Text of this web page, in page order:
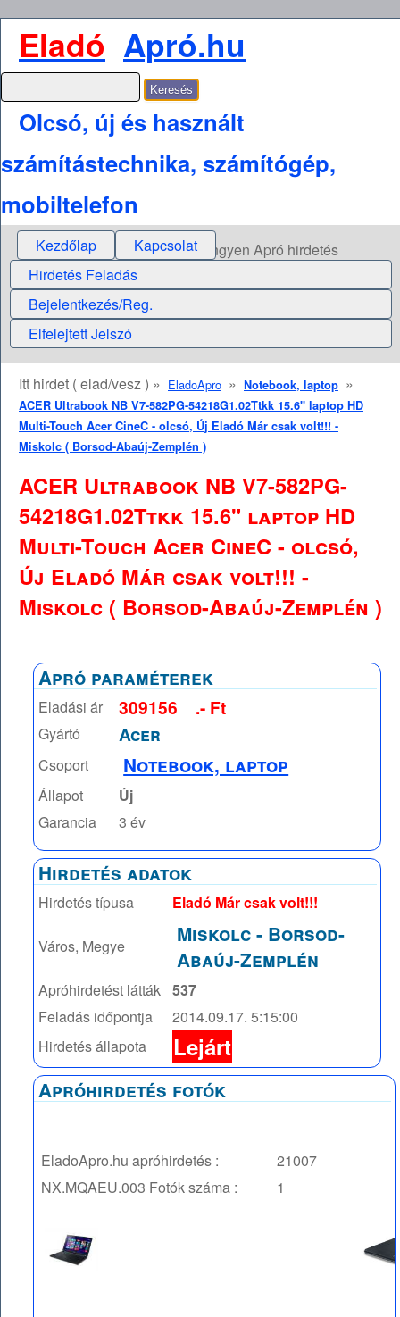
Eladó Apró.hu
Olcsó, új és használt
számítástechnika, számítógép,
mobiltelefon
Kezdőlap Kapcsolat
Ingyen Apró hirdetés
Hirdetés Feladás
Bejelentkezés/Reg.
Elfelejtett Jelszó
Itt hirdet ( elad/vesz ) » EladoApro » Notebook, laptop »
ACER Ultrabook NB V7-582PG-54218G1.02Ttkk 15.6" laptop HD
Multi-Touch Acer CineC - olcsó, Új Eladó Már csak volt!!! -
Miskolc ( Borsod-Abaúj-Zemplén )
ACER Ultrabook NB V7-582PG-
54218G1.02Ttkk 15.6" laptop HD
Multi-Touch Acer CineC - olcsó,
Új Eladó Már csak volt!!! -
Miskolc ( Borsod-Abaúj-Zemplén )
Apró paraméterek
Eladási ár 309156 .- Ft
Gyártó Acer
Csoport Notebook, laptop
Állapot
Új
Garancia
3 év
Hirdetés adatok
Hirdetés típusa Eladó Már csak volt!!!
Város, Megye Miskolc- Borsod-
Abaúj-Zemplén
Apróhirdetést látták 537
Feladás időpontja
2014.09.17. 5:15:00
Hirdetés állapota
Lejárt
Apróhirdetés fotók
EladoApro.hu apróhirdetés :
21007
NX.MQAEU.003 Fotók száma : 1